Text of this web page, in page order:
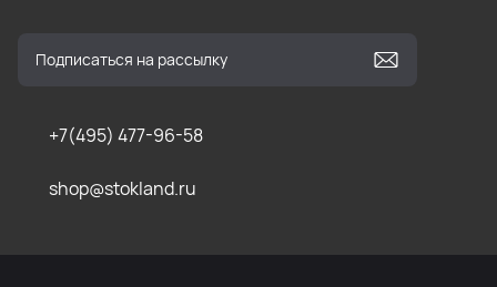
+7(495) 477-96-58
shop@stokland.ru